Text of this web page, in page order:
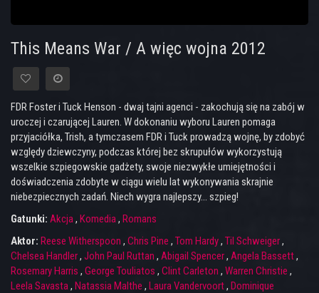
This Means War / A więc wojna 2012
FDR Foster i Tuck Henson - dwaj tajni agenci - zakochują się na zabój w
uroczej i czarującej Lauren. W dokonaniu wyboru Lauren pomaga
przyjaciółka, Trish, a tymczasem FDR i Tuck prowadzą wojnę, by zdobyć
względy dziewczyny, podczas której bez skrupułów wykorzystują
wszelkie szpiegowskie gadżety, swoje niezwykłe umiejętności i
doświadczenia zdobyte w ciągu wielu lat wykonywania skrajnie
niebezpiecznych zadań. Niech wygra najlepszy... szpieg!
Gatunki: Akcja, Komedia, Romans
Aktor: Reese Witherspoon , Chris Pine , Tom Hardy, Til Schweiger,
Chelsea Handler, John Paul Ruttan , Abigail Spencer, Angela Bassett,
Rosemary Harris , George Touliatos , Clint Carleton , Warren Christie ,
Leela Savasta, Natassia Malthe , Laura Vandervoort, Dominique